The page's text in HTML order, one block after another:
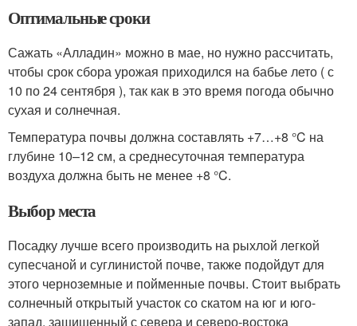
Оптимальные сроки
Сажать «Алладин» можно в мае, но нужно рассчитать,
чтобы срок сбора урожая приходился на бабье лето ( с
10 по 24 сентября ), так как в это время погода обычно
сухая и солнечная.
Температура почвы должна составлять +7…+8 °C на
глубине 10–12 см, а среднесуточная температура
воздуха должна быть не менее +8 °C.
Выбор места
Посадку лучше всего производить на рыхлой легкой
супесчаной и суглинистой почве, также подойдут для
этого черноземные и пойменные почвы. Стоит выбрать
солнечный открытый участок со скатом на юг и юго-
запад, защищенный с севера и северо-востока